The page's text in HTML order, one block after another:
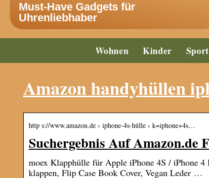
Must-Have Gadgets für
Uhrenliebhaber
Wohnen Kinder Sport
Amazon handyhüllen
http s://www.amazon.de › iphone-4s-hülle › k=iphone+4s…
Suchergebnis Auf Amazon.de
moex Klapphülle für Apple iPhone 4S / iPhone
klappen, Flip Case Book Cover, Vegan Leder …